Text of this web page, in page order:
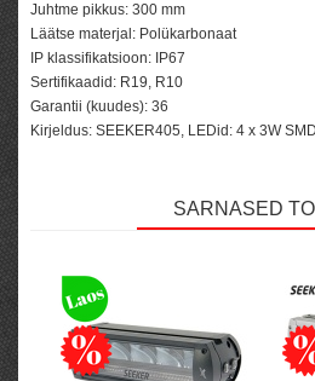
Juhtme pikkus: 300 mm
Läätse materjal : Polükarbonaat
IP klassifikatsioon: IP67
Sertifikaadid : R19, R10
Garantii (kuudes): 36
Kirjeldus: SEEKER405, LEDid: 4 x 3W
SARNASED